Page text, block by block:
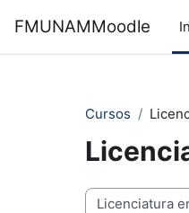
FMUNAMMoodle
Cursos
Categorías